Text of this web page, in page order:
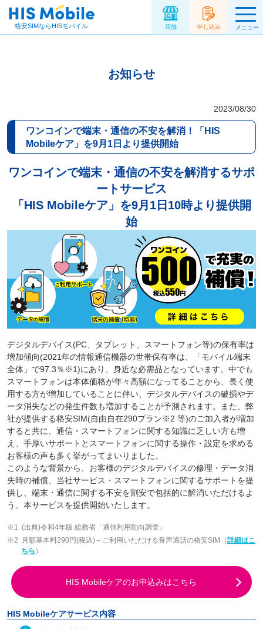
格安SIMならHISモバイル 店舗 申し込み メニュー
お知らせ
2023/08/30
ワンコインで端末・通信の不安を解消！「HIS
Mobileケア」を9月1日より提供開始
ワンコインで端末・通信の不安を解消するサポ
ートサービス
「HIS Mobileケア」を9月1日10時より提供開
始
デジタルデバイス(PC、タブレット、スマートフォン等)の保有率は
増加傾向(2021年の情報通信機器の世帯保有率は、「モバイル端末
全体」で97.3％※1)にあり、身近な必需品となっています。中でも
スマートフォンは本体価格が年々高額になってることから、長く使
用する方が増加していることに伴い、デジタルデバイスの破損やデ
ータ消失などの発生件数も増加することが予測されます。また、弊
社が提供する格安SIM(自由自在290プラン※2 等)のご加入者が増加
すると共に、通信・スマートフォンに関する知識に乏しい方も増
え、手厚いサポートとスマートフォンに関する操作・設定を求める
お客様の声も多く挙がってまいりました。
このような背景から、お客様のデジタルデバイスの修理・データ消
失時の補償、当社サービス・スマートフォンに関するサポートを提
供し、端末・通信に関する不安を割安で包括的に解消いただけるよ
う、本サービスを提供開始いたします。
(出典)令和4年版 総務省「通信利用動向調査」
月額基本料290円(税込)～ご利用いただける音声通話の格安SIM（詳細はこ
ちら ）
HIS Mobileケアのお申込みはこちら
HIS Mobileケアサービス内容